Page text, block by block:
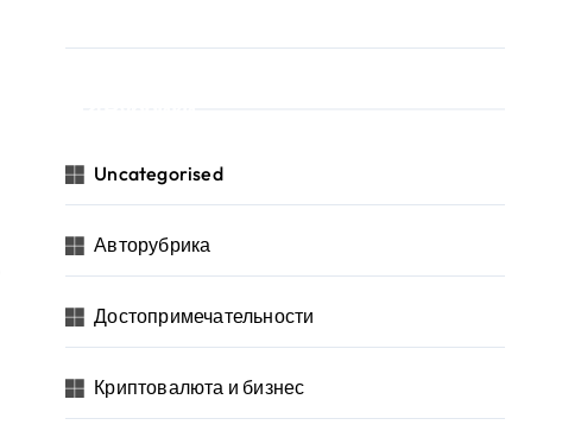
Uncategorised
Авторубрика
Достопримечательности
Криптовалюта и бизнес